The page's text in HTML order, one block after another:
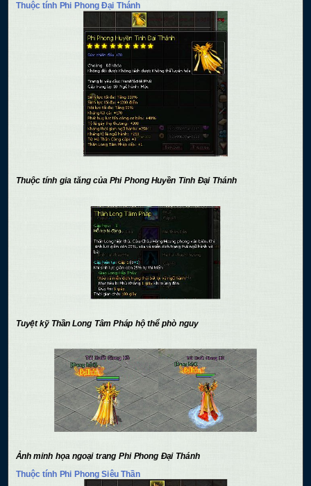
Thuộc tính Phi Phong Đại Thánh
Thuộc tính gia tăng của Phi Phong Huyền Tinh Đại Thánh
Tuyệt kỹ Thần Long Tâm Pháp hộ thể phò nguy
Ảnh minh họa ngoại trang Phi Phong Đại Thánh
Thuộc tính Phi Phong Siêu Thần